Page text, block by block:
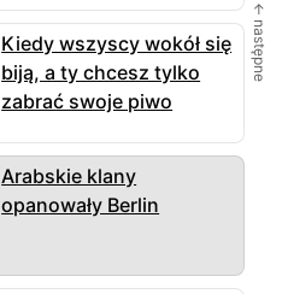
Kiedy wszyscy wokół się
biją, a ty chcesz tylko
zabrać swoje piwo
Arabskie klany
opanowały Berlin
← następne